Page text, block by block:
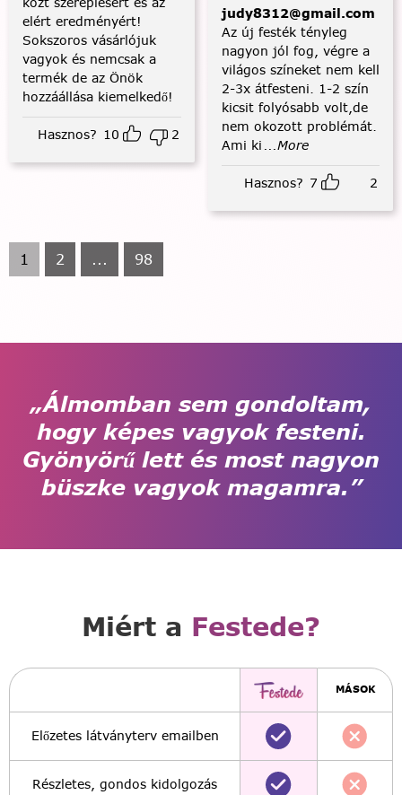
elért eredményért!
Sokszoros vásárlójuk
vagyok és nemcsak a
termék de az Önök
hozzáállása kiemelkedő!
Hasznos? 10 2
judy8312@gmail.com
Az új festék tényleg
nagyon jól fog, végre a
világos színeket nem kell
2-3x átfesteni. 1-2 szín
kicsit folyósabb volt,de
nem okozott problémát.
Ami ki ...More
Hasznos? 7 2
1 2 ... 98
„Álmomban sem gondoltam,
hogy képes vagyok festeni.
Gyönyörű lett és most nagyon
büszke vagyok magamra.”
Miért a Festede?
MÁSOK
Előzetes látványterv emailben
Részletes, gondos kidolgozás